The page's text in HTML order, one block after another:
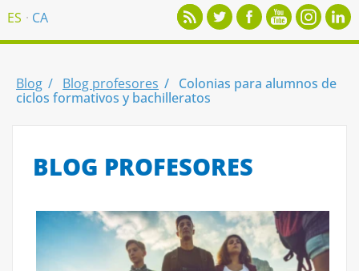
ES CA
Blog Blog profesores
Colonias para alumnos de
ciclos formativos y bachilleratos
BLOG PROFESORES